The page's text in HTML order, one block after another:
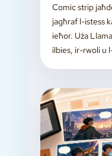
Comic strip
jagħraf l-istess
ieħor. Uża
ilbies, ir-rwoli u